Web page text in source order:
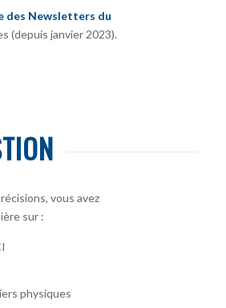
des Newsletters du
(depuis janvier 2023).
vous avez
sur :
physiques